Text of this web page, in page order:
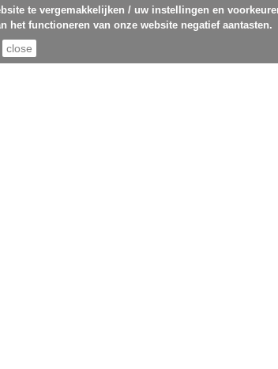
te vergemakkelijken / uw instellingen en
het functioneren van onze website negatief aantasten.
close